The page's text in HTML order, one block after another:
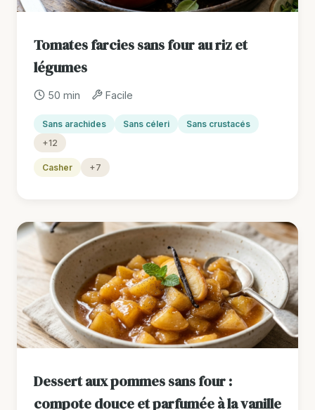
Tomates farcies sans four au riz et
légumes
50 min Facile
Sans arachides Sans céleri
Sans crustacés
+12
Casher +7
Dessert aux pommes sans four :
compote douce et parfumée à la vanille